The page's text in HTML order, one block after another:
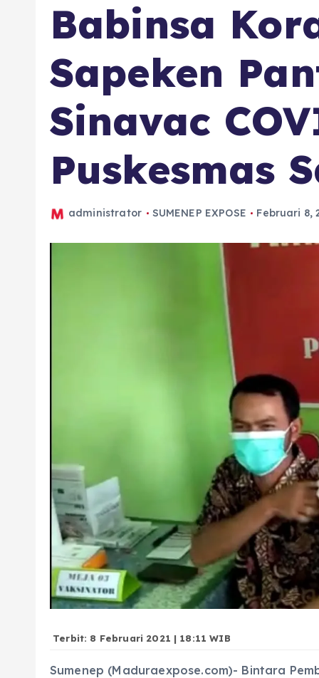
Babinsa
Sapeken
Sinavac
Puskesmas
administrator SUMENEP EXPOSE Februari 8,
Terbit: 8 Februari 2021 | 18:11 WIB
Sumenep (Maduraexpose.com)- Bintara